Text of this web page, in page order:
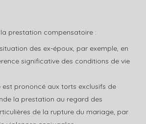
prestation compensatoire :
des ex-époux, par exemple, en
significative des conditions de vie
est prononcé aux torts exclusifs de
la prestation au regard des
de la rupture du mariage, par